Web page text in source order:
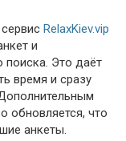
RelaxKiev.vip
и
Это даёт
время и сразу
обновляется, что
анкеты.